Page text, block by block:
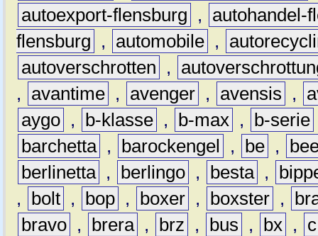
autoexport-flensburg
,
autohandel-
flensburg
, automobile ,
autoverschrotten
,
,
avantime , avenger , avensis ,
aygo , b-klasse , b-max , b-serie
barchetta , barockengel , be ,
berlinetta , berlingo , besta ,
,
bolt , bop , boxer , boxster ,
bravo , brera , brz , bus , bx ,
c